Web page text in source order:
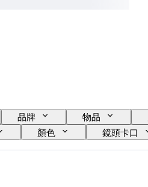
品牌 物品
顏色 鏡頭卡口
出售者： 時代